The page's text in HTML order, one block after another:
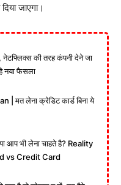
जाएगा।
नेटफ्लिक्स की तरह कंपनी देने जा
नया फैसला
मत लेना क्रेडिट कार्ड बिना ये
आप भी लेना चाहते है? Reality
vs Credit Card